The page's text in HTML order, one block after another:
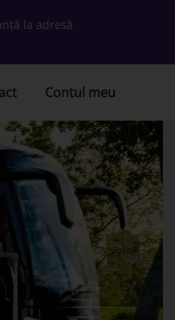
la adresă
Contul meu